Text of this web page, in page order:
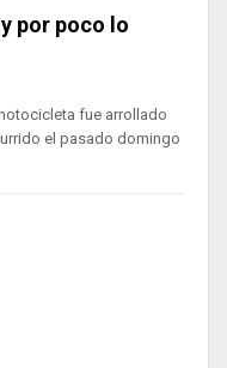
por poco lo
fue arrollado
el pasado domingo